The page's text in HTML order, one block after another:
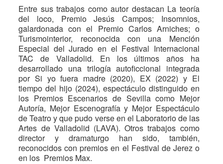
Entre sus trabajos como autor destacan La teoría
del loco, Premio Jesús Campos; Insomnios,
galardonada con el Premio Carlos Arniches; o
Turismointerior, reconocida con una Mención
Especial del Jurado en el Festival Internacional
TAC de Valladolid. En los últimos años ha
desarrollado una trilogía autoficcional integrada
por Si yo fuera madre (2020), EX (2022) y El
tiempo del hijo (2024), espectáculo distinguido en
los Premios Escenarios de Sevilla como Mejor
Autoría, Mejor Escenografía y Mejor Espectáculo
de Teatro y que pudo verse en el Laboratorio de las
Artes de Valladolid (LAVA). Otros trabajos como
director y dramaturgo han sido, también,
reconocidos con premios en el Festival de Jerez o
en los Premios Max.